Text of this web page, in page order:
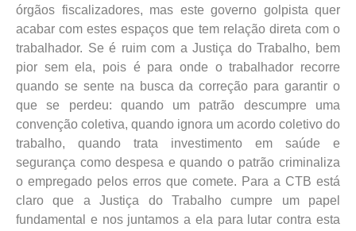
órgãos fiscalizadores, mas este governo golpista quer
acabar com estes espaços que tem relação direta com o
trabalhador. Se é ruim com a Justiça do Trabalho, bem
pior sem ela, pois é para onde o trabalhador recorre
quando se sente na busca da correção para garantir o
que se perdeu: quando um patrão descumpre uma
convenção coletiva, quando ignora um acordo coletivo do
trabalho, quando trata investimento em saúde e
segurança como despesa e quando o patrão criminaliza
o empregado pelos erros que comete. Para a CTB está
claro que a Justiça do Trabalho cumpre um papel
fundamental e nos juntamos a ela para lutar contra esta